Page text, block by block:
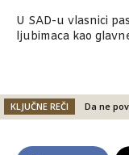
U SAD-u vlasnici
ljubimaca kao
KLJUČNE REČI Da ne